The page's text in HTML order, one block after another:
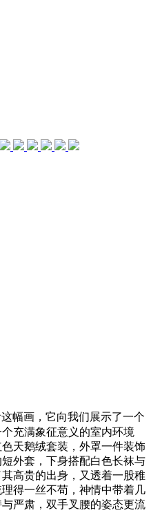
幅画，它向我们展示了一个
充满象征意义的室内环境
天鹅绒套装，外罩一件装饰
外套，下身搭配白色长袜与
高贵的出身，又透着一股稚
得一丝不苟，神情中带着几
严肃，双手叉腰的姿态更流